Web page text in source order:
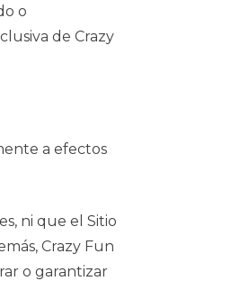
o
de Crazy
a efectos
ni que el Sitio
Crazy Fun
o garantizar